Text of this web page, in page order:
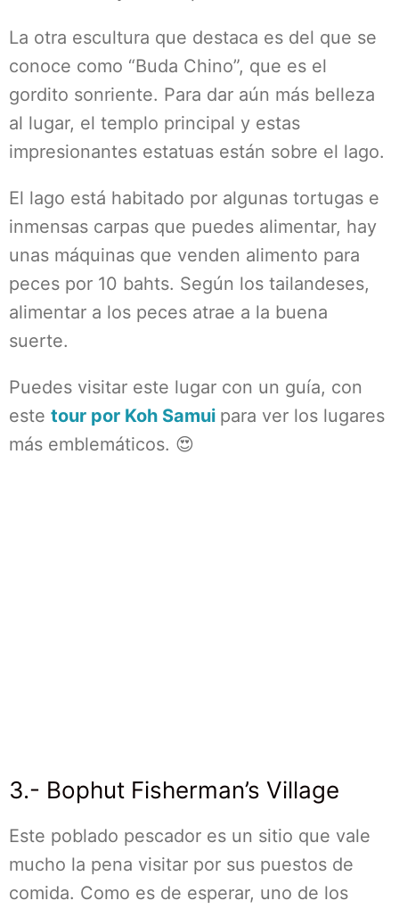
La otra escultura que destaca es del que se
conoce como “Buda Chino”, que es el
gordito sonriente. Para dar aún más belleza
al lugar, el templo principal y estas
impresionantes estatuas están sobre el lago.
El lago está habitado por algunas tortugas e
inmensas carpas que puedes alimentar, hay
unas máquinas que venden alimento para
peces por 10 bahts. Según los tailandeses,
alimentar a los peces atrae a la buena
suerte.
Puedes visitar este lugar con un guía, con
este tour por Koh Samui para ver los lugares
más emblemáticos. 😍
3.- Bophut Fisherman’s Village
Este poblado pescador es un sitio que vale
mucho la pena visitar por sus puestos de
comida. Como es de esperar, uno de los